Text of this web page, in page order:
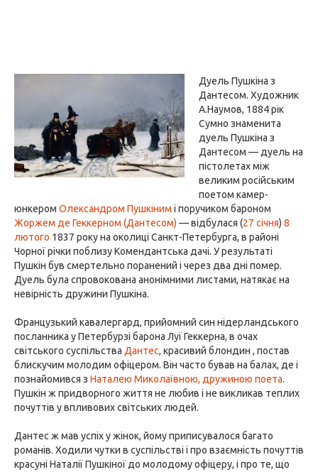
Дуель Пушкіна з
Дантесом. Художник
А.Наумов, 1884 рік
Сумно знаменита
дуель Пушкіна з
Дантесом — дуель на
пістолетах між
великим російським
поетом камер-
юнкером Олександром Пушкіним і поручиком бароном
Жоржем де Геккерном (Дантесом) — відбулася (27 січня) 8
лютого 1837 року на околиці Санкт-Петербурга, в районі
Чорної річки поблизу Комендантська дачі. У результаті
Пушкін був смертельно поранений і через два дні помер.
Дуель була спровокована анонімними листами, натякає на
невірність дружини Пушкіна.
Французький кавалергард, прийомний син нідерландського
посланника у Петербурзі барона Луї Геккерна, в очах
світського суспільства Дантес, красивий блондин , постав
блискучим молодим офіцером. Він часто бував на балах, де і
познайомився з Наталею Миколаївною, дружиною поета.
Пушкін ж придворного життя не любив і не викликав теплих
почуттів у впливових світських людей.
Дантес ж мав успіх у жінок, йому приписувалося багато
романів. Ходили чутки в суспільстві і про взаємність почуттів
красуні Наталії Пушкіної до молодому офіцеру, і про те, що